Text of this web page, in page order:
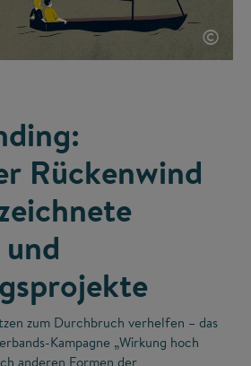
©
Rückenwind
zum Durchbruch verhelfen – das
Kampagne „Wirkung hoch
anderen Formen der